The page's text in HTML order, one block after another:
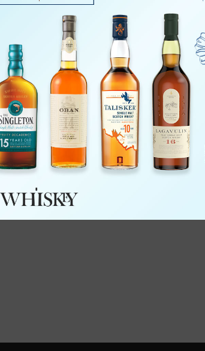
Royal Salute
Paradiso
Aberlour
Ailsa Bay
Akashi
Alec Bradley
Amrut
Appleton Eastate
As We Get It